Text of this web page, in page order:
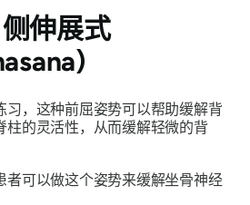
侧伸展式
习，这种前屈姿势可以帮助缓解背
柱的灵活性，从而缓解轻微的背
者可以做这个姿势来缓解坐骨神经